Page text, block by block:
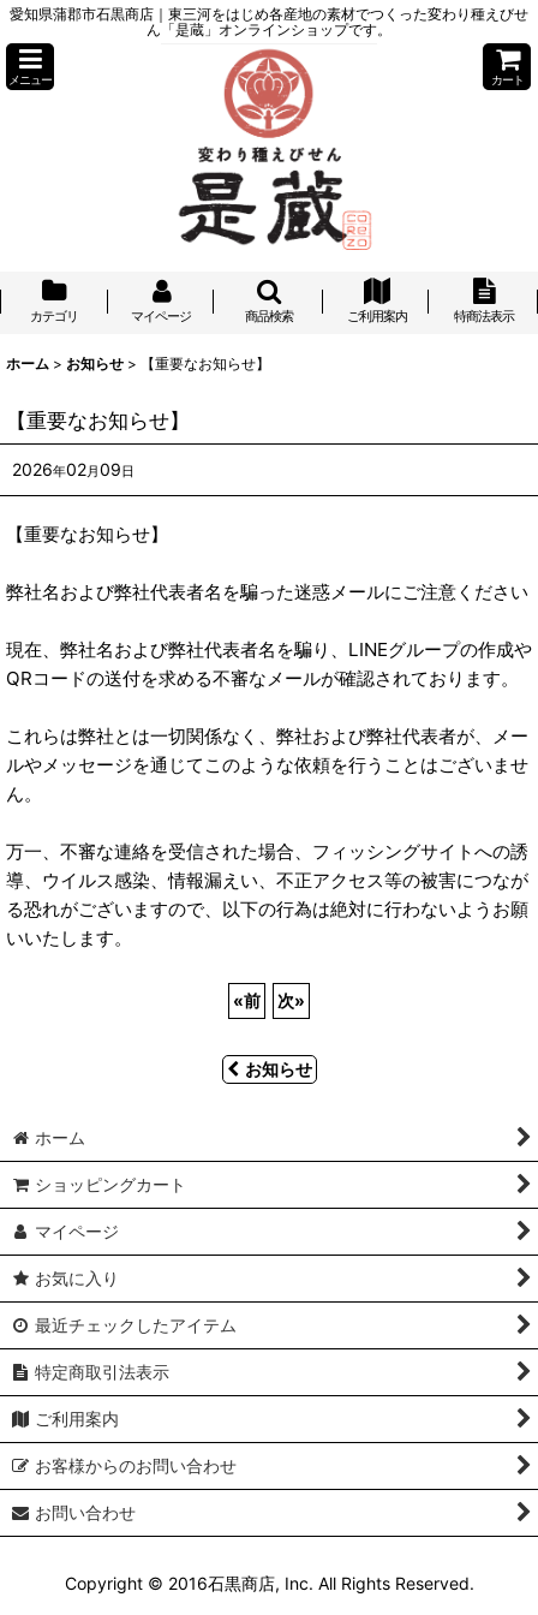
愛知県蒲郡市石黒商店｜東三河をはじめ各産地の素材でつくった変わり種えびせ
ん「是蔵」オンラインショップです。
メニュー カート
カテゴリ マイページ 商品検索 ご利用案内 特商法表示
ホーム > お知らせ > 【重要なお知らせ】
【重要なお知らせ】
2026年02月 09 日
【重要なお知らせ】
弊社名および弊社代表者名を騙った迷惑メールにご注意ください
現在、弊社名および弊社代表者名を騙り、LINEグループの作成や
QRコードの送付を求める不審なメールが確認されております。
これらは弊社とは一切関係なく、弊社および弊社代表者が、メー
ルやメッセージを通じてこのような依頼を行うことはございませ
ん。
万一、不審な連絡を受信された場合、フィッシングサイトへの誘
導、ウイルス感染、情報漏えい、不正アクセス等の被害につなが
る恐れがございますので、以下の行為は絶対に行わないようお願
いいたします。
«前 次»
お知らせ
ホーム
ショッピングカート
マイページ
お気に入り
最近チェックしたアイテム
特定商取引法表示
ご利用案内
お客様からのお問い合わせ
お問い合わせ
Copyright © 2016石黒商店, Inc. All Rights Reserved.